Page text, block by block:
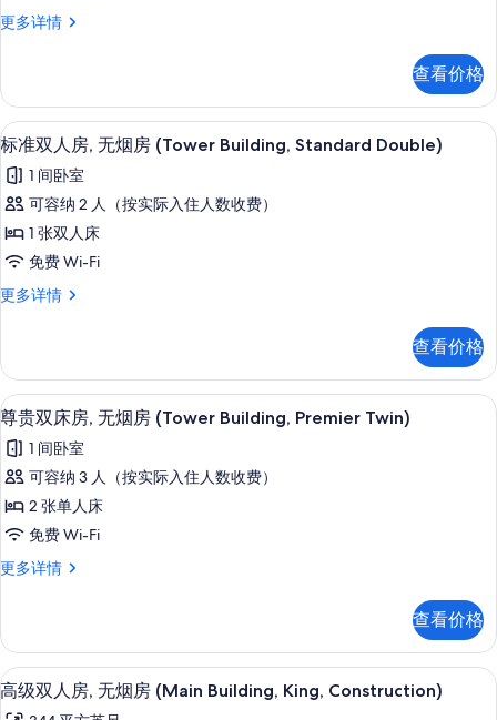
所
照
片
House)
息
房,
烟
房
(Tower
Building,
Standard
Twin)
的
有
片
更多详情
标
房,
无
烟
(Tower
Building,
Standard
Twin)
更
信
查看价格
显
示
标
准
双
房,
烟
房
(Tower
Building,
Standard
Double)
的
有
片
1 多间卧室、高档床上用品、羽绒被、
8
标准双人房, 无烟房 (Tower Building, Standard Double)
1 间卧室
可容纳 2 人（按实际入住人数收费）
1 张双人床
免费 Wi-Fi
更多详情
标
房,
无
烟
房
(Tower
Building,
Standard
Double)
更
信
查看价格
显
示
尊
贵
双
房,
烟
房
(Tower
1 多间卧室、高档床上用品、羽绒被、
8
尊贵双床房, 无烟房 (Tower Building, Premier Twin)
1 间卧室
可容纳 3 人（按实际入住人数收费）
2 张单人床
免费 Wi-Fi
更多详情
尊
房,
无
烟
查看价格
显
示
1 多间卧室、高档床上用品、羽绒被、
9
高级双人房, 无烟房 (Main Building, King, Construction)